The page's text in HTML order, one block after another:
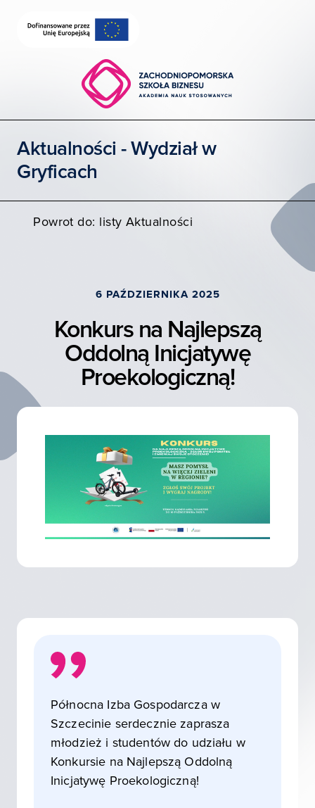
Wybierz wydział
Uczelnia dostępna
Moja ZPSB
Aktualności - Wydział w
Gryficach
Powrot do: listy Aktualności
6 PAŹDZIERNIKA 2025
Konkurs na Najlepszą
Oddolną Inicjatywę
Proekologiczną!
Północna Izba Gospodarcza w
Szczecinie serdecznie zaprasza
młodzież i studentów do udziału w
Konkursie na Najlepszą Oddolną
Inicjatywę Proekologiczną!